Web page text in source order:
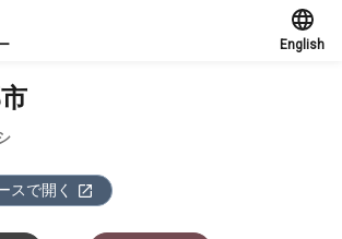
English
スで開く